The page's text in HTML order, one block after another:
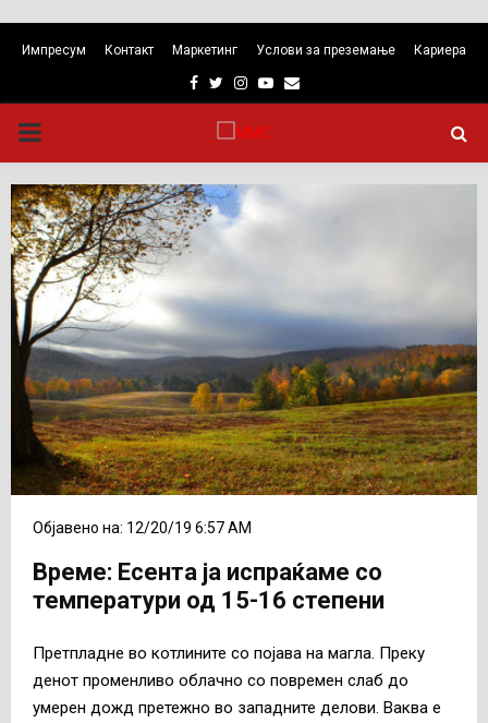
Импресум Контакт Маркетинг Услови за преземање Кариера
Facebook
TwitterInstagram
Youtube
Email
PRIMARY
MENU
Објавено на: 12/20/19 6:57 AM
Време: Есента ја испраќаме со
температури од 15-16 степени
Претпладне во котлините со појава на магла. Преку
денот променливо облачно со повремен слаб до
умерен дожд претежно во западните делови. Ваква е